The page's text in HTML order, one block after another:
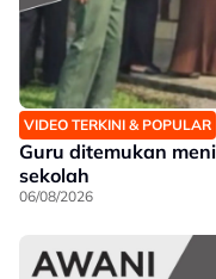
VIDEO TERKINI & POPULAR
Guru ditemukan
sekolah
06/08/2026